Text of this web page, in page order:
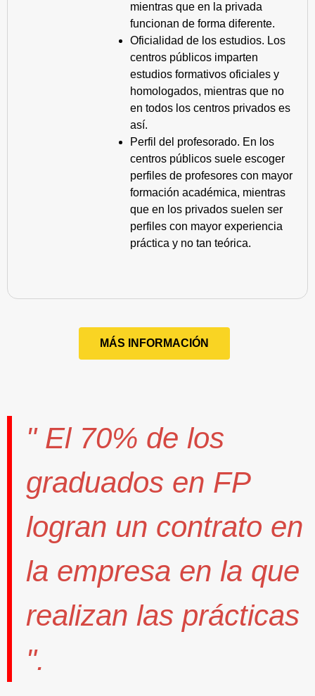
mientras que en la privada
funcionan de forma diferente.
Oficialidad de los estudios. Los
centros públicos imparten
estudios formativos oficiales y
homologados, mientras que no
en todos los centros privados es
así.
Perfil del profesorado. En los
centros públicos suele escoger
perfiles de profesores con mayor
formación académica, mientras
que en los privados suelen ser
perfiles con mayor experiencia
práctica y no tan teórica.
MÁS INFORMACIÓN
" El 70% de los
graduados en FP
logran un contrato en
la empresa en la que
realizan las prácticas
".